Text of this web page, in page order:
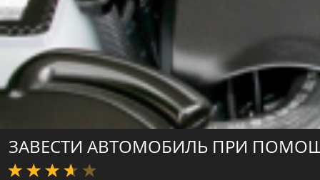
ЗАВЕСТИ АВТОМОБИЛЬ ПРИ